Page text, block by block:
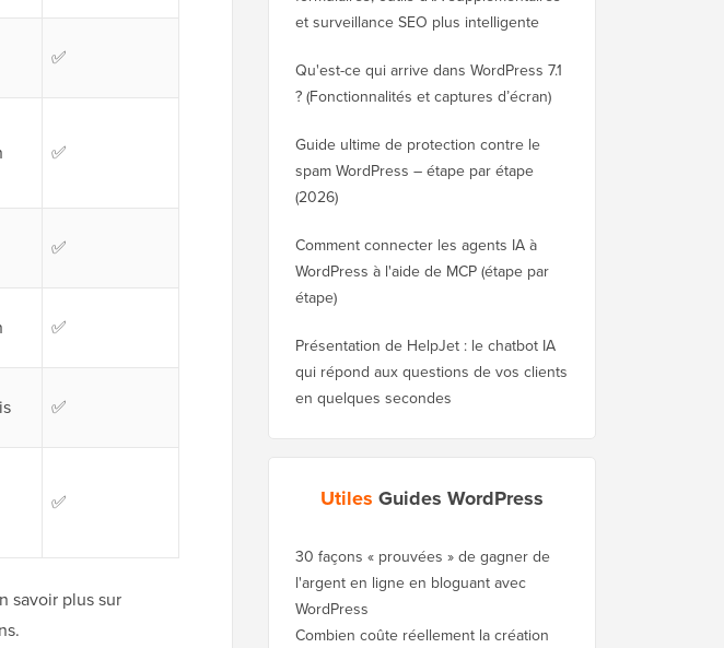
✅
✅
✅
✅
✅
✅
savoir plus sur
et surveillance SEO plus intelligente
Qu'est-ce qui arrive dans WordPress 7.1
? (Fonctionnalités et captures d’écran)
Guide ultime de protection contre le
spam WordPress – étape par étape
(2026)
Comment connecter les agents IA à
WordPress à l'aide de MCP (étape par
étape)
Présentation de HelpJet : le chatbot IA
qui répond aux questions de vos clients
en quelques secondes
Utiles Guides WordPress
30 façons « prouvées » de gagner de
l'argent en ligne en bloguant avec
WordPress
Combien coûte réellement la création